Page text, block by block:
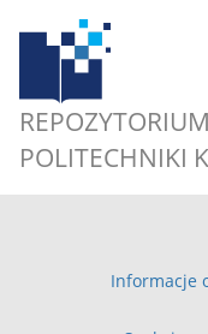
REPOZYTORIUM
POLITECHNIKI
Informacje